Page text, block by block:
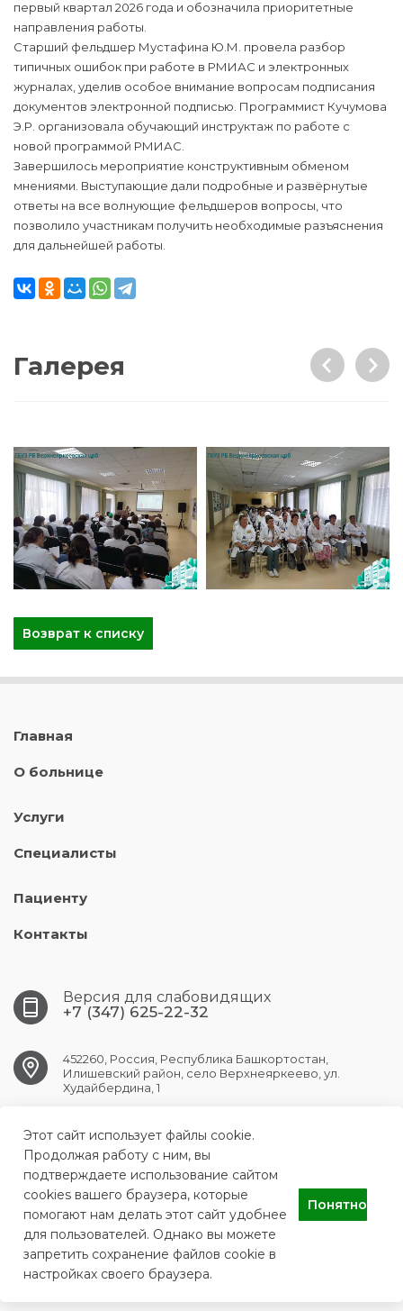
первый квартал 2026 года и обозначила приоритетные
направления работы.
Старший фельдшер Мустафина Ю.М. провела разбор
типичных ошибок при работе в РМИАС и электронных
журналах, уделив особое внимание вопросам подписания
документов электронной подписью. Программист Кучумова
Э.Р. организовала обучающий инструктаж по работе с
новой программой РМИАС.
Завершилось мероприятие конструктивным обменом
мнениями. Выступающие дали подробные и развёрнутые
ответы на все волнующие фельдшеров вопросы, что
позволило участникам получить необходимые разъяснения
для дальнейшей работы.
Галерея
Возврат к списку
Главная
О больнице
Услуги
Специалисты
Пациенту
Контакты
Версия для слабовидящих
+7 (347) 625-22-32
452260, Россия, Республика Башкортостан,
Илишевский район, село Верхнеяркеево, ул.
Худайбердина, 1
verhneyark.crb@doctorrb.ru
ГБУЗ РБ Верхнеяркеевская центральная районная больница
Этот сайт использует файлы cookie.
Продолжая работу с ним, вы
подтверждаете использование сайтом
cookies вашего браузера, которые
помогают нам делать этот сайт удобнее
для пользователей. Однако вы можете
запретить сохранение файлов cookie в
настройках своего браузера.
Понятно